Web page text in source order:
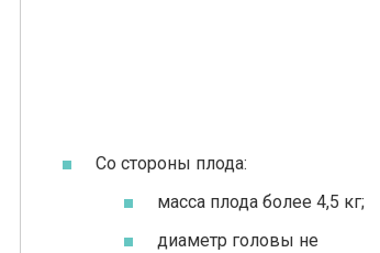
Со стороны плода:
масса плода более 4,5 кг;
диаметр головы не